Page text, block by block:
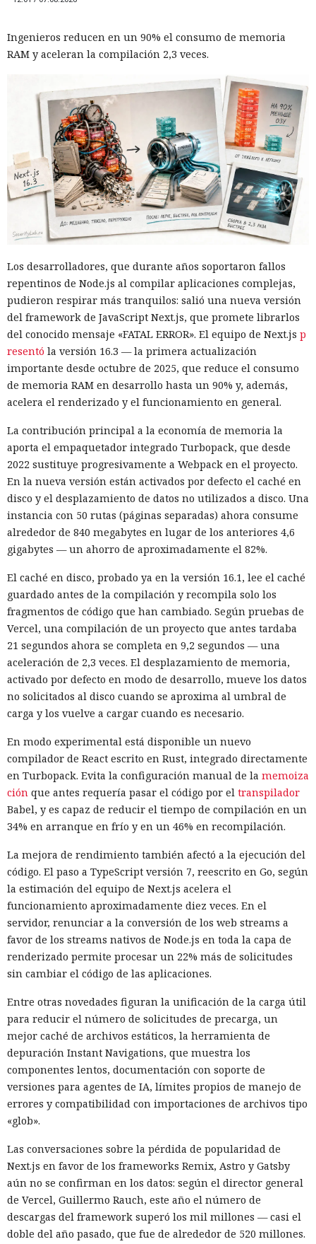
Ingenieros reducen en un 90% el consumo de memoria
RAM y aceleran la compilación 2,3 veces.
Los desarrolladores, que durante años soportaron fallos
repentinos de Node.js al compilar aplicaciones complejas,
pudieron respirar más tranquilos: salió una nueva versión
del framework de JavaScript Next.js, que promete librarlos
del conocido mensaje «FATAL ERROR». El equipo de Next.js p
resentó la versión 16.3 — la primera actualización
importante desde octubre de 2025, que reduce el consumo
de memoria RAM en desarrollo hasta un 90% y, además,
acelera el renderizado y el funcionamiento en general.
La contribución principal a la economía de memoria la
aporta el empaquetador integrado Turbopack, que desde
2022 sustituye progresivamente a Webpack en el proyecto.
En la nueva versión están activados por defecto el caché en
disco y el desplazamiento de datos no utilizados a disco. Una
instancia con 50 rutas (páginas separadas) ahora consume
alrededor de 840 megabytes en lugar de los anteriores 4,6
gigabytes — un ahorro de aproximadamente el 82%.
El caché en disco, probado ya en la versión 16.1, lee el caché
guardado antes de la compilación y recompila solo los
fragmentos de código que han cambiado. Según pruebas de
Vercel, una compilación de un proyecto que antes tardaba
21 segundos ahora se completa en 9,2 segundos — una
aceleración de 2,3 veces. El desplazamiento de memoria,
activado por defecto en modo de desarrollo, mueve los datos
no solicitados al disco cuando se aproxima al umbral de
carga y los vuelve a cargar cuando es necesario.
En modo experimental está disponible un nuevo
compilador de React escrito en Rust, integrado directamente
en Turbopack. Evita la configuración manual de la memoiza
ción que antes requería pasar el código por el transpilador
Babel, y es capaz de reducir el tiempo de compilación en un
34% en arranque en frío y en un 46% en recompilación.
La mejora de rendimiento también afectó a la ejecución del
código. El paso a TypeScript versión 7, reescrito en Go, según
la estimación del equipo de Next.js acelera el
funcionamiento aproximadamente diez veces. En el
servidor, renunciar a la conversión de los web streams a
favor de los streams nativos de Node.js en toda la capa de
renderizado permite procesar un 22% más de solicitudes
sin cambiar el código de las aplicaciones.
Entre otras novedades figuran la unificación de la carga útil
para reducir el número de solicitudes de precarga, un
mejor caché de archivos estáticos, la herramienta de
depuración Instant Navigations, que muestra los
componentes lentos, documentación con soporte de
versiones para agentes de IA, límites propios de manejo de
errores y compatibilidad con importaciones de archivos tipo
«glob».
Las conversaciones sobre la pérdida de popularidad de
Next.js en favor de los frameworks Remix, Astro y Gatsby
aún no se confirman en los datos: según el director general
de Vercel, Guillermo Rauch, este año el número de
descargas del framework superó los mil millones — casi el
doble del año pasado, que fue de alrededor de 520 millones.